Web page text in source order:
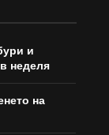
и
неделя
на